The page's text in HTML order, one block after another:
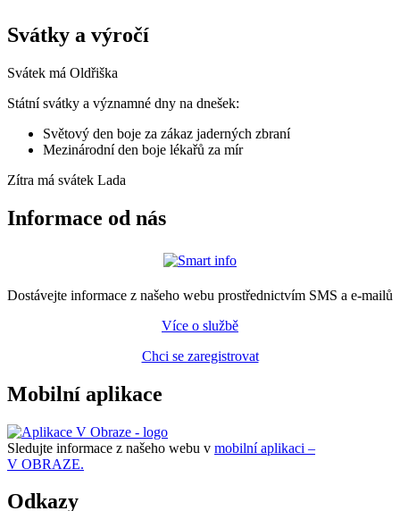
Svátky a výročí
Svátek má Oldřiška
Státní svátky a významné dny na dnešek:
Světový den boje za zákaz jaderných zbraní
Mezinárodní den boje lékařů za mír
Zítra má svátek Lada
Informace od nás
Dostávejte informace z našeho webu prostřednictvím SMS a e-mailů
Více o službě
Chci se zaregistrovat
Mobilní aplikace
Sledujte informace z našeho webu v mobilní aplikaci –
V OBRAZE.
Odkazy